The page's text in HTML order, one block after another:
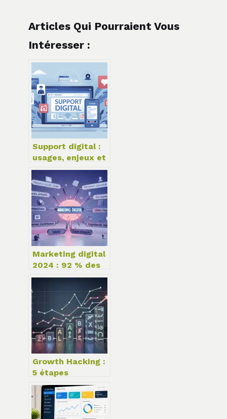
Articles Qui Pourraient Vous
Intéresser :
Support digital :
usages, enjeux et
bonnes pratiques
pour votre
entreprise
Marketing digital
2024 : 92 % des
experts misent
sur l’IA et 4
stratégiques pour
transformer votre
croissance
Growth Hacking :
5 étapes
concrètes pour
transformer votre
tunnel de